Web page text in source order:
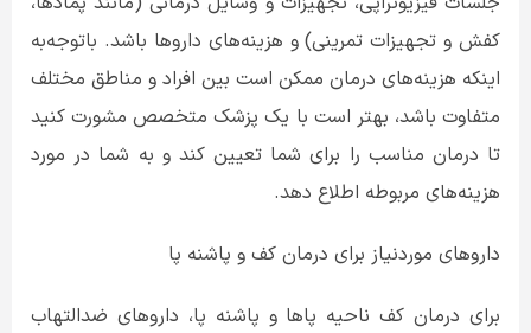
کفش و تجهیزات تمرینی) و هزینه‌های داروها باشد. باتوجه‌به
اینکه هزینه‌های درمان ممکن است بین افراد و مناطق مختلف
متفاوت باشد، بهتر است با یک پزشک متخصص مشورت کنید
تا درمان مناسب را برای شما تعیین کند و به شما در مورد
هزینه‌های مربوطه اطلاع دهد.
داروهای موردنیاز برای درمان کف و پاشنه پا
برای درمان کف ناحیه پاها و پاشنه پا، داروهای ضدالتهاب